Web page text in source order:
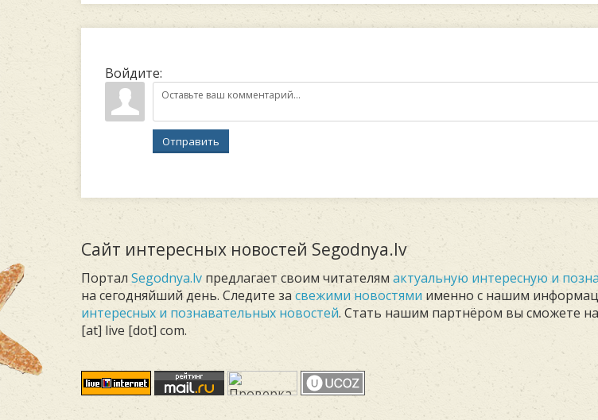
Войдите:
Отправить
Сайт интересных новостей Segodnya.lv
Портал Segodnya.lv предлагает своим читателям актуальную интересную и
на сегодняйший день. Следите за свежими новостями именно с нашим
интересных и познавательных новостей. Стать нашим партнёром вы сможете
[at] live [dot] com.